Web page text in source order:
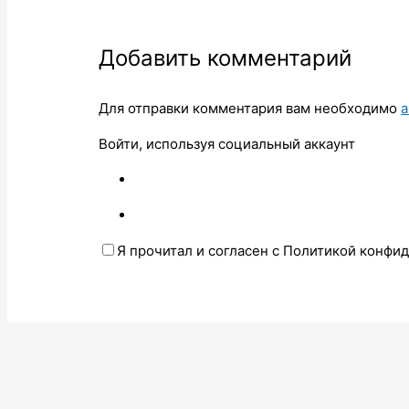
Добавить комментарий
Для отправки комментария вам необходимо
Войти, используя социальный аккаунт
Я прочитал и согласен с Политикой